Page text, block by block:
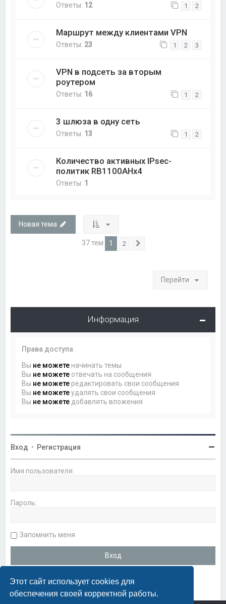
Этот сайт использует cookies для
обеспечения своей корректной работы.
Ответы: 12 1 2
Маршрут между клиентами VPN
Ответы: 23 1 2 3
VPN в подсеть за вторым
роутером
Ответы: 16 1 2
3 шлюза в одну сеть
Ответы: 13 1 2
Количество активных IPsec-
политик RB1100AHx4
Ответы: 1
Новая тема
37 тем 1 2
Перейти
Информация
Права доступа
Вы не можете начинать темы
Вы не можете отвечать на сообщения
Вы не можете редактировать свои сообщения
Вы не можетеудалять свои сообщения
Вы не можете добавлять вложения
Вход • Регистрация
Имя пользователя:
Пароль:
Запомнить меня